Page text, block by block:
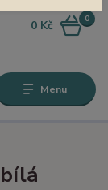
Menu
0
0 Kč